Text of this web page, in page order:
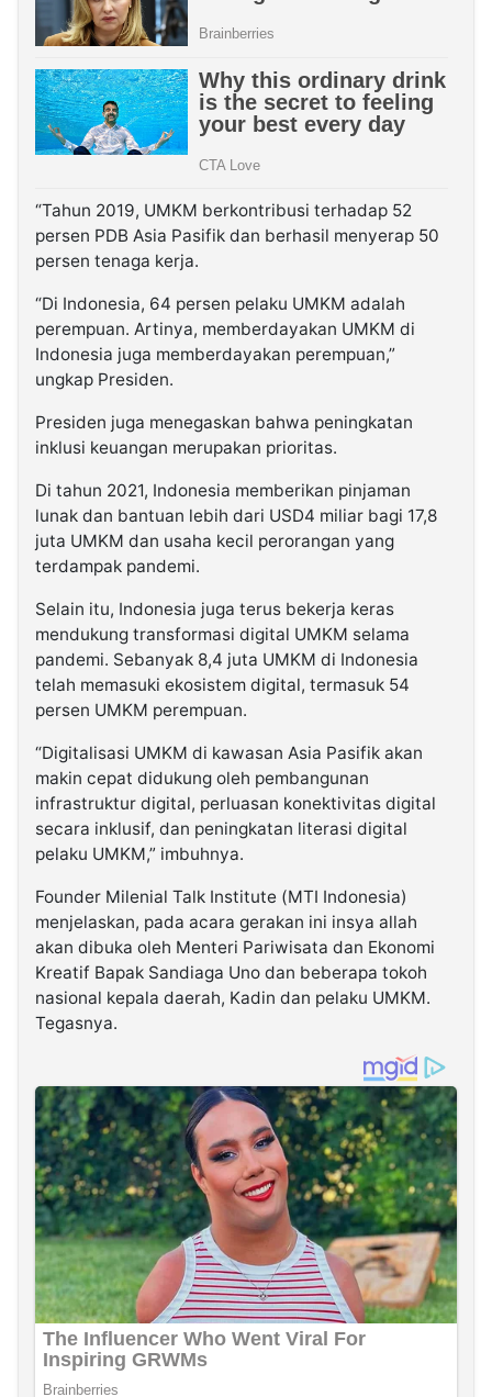
“Tahun 2019, UMKM berkontribusi terhadap 52
persen PDB Asia Pasifik dan berhasil menyerap 50
persen tenaga kerja.
“Di Indonesia, 64 persen pelaku UMKM adalah
perempuan. Artinya, memberdayakan UMKM di
Indonesia juga memberdayakan perempuan,”
ungkap Presiden.
Presiden juga menegaskan bahwa peningkatan
inklusi keuangan merupakan prioritas.
Di tahun 2021, Indonesia memberikan pinjaman
lunak dan bantuan lebih dari USD4 miliar bagi 17,8
juta UMKM dan usaha kecil perorangan yang
terdampak pandemi.
Selain itu, Indonesia juga terus bekerja keras
mendukung transformasi digital UMKM selama
pandemi. Sebanyak 8,4 juta UMKM di Indonesia
telah memasuki ekosistem digital, termasuk 54
persen UMKM perempuan.
“Digitalisasi UMKM di kawasan Asia Pasifik akan
makin cepat didukung oleh pembangunan
infrastruktur digital, perluasan konektivitas digital
secara inklusif, dan peningkatan literasi digital
pelaku UMKM,” imbuhnya.
Founder Milenial Talk Institute (MTI Indonesia)
menjelaskan, pada acara gerakan ini insya allah
akan dibuka oleh Menteri Pariwisata dan Ekonomi
Kreatif Bapak Sandiaga Uno dan beberapa tokoh
nasional kepala daerah, Kadin dan pelaku UMKM.
Tegasnya.